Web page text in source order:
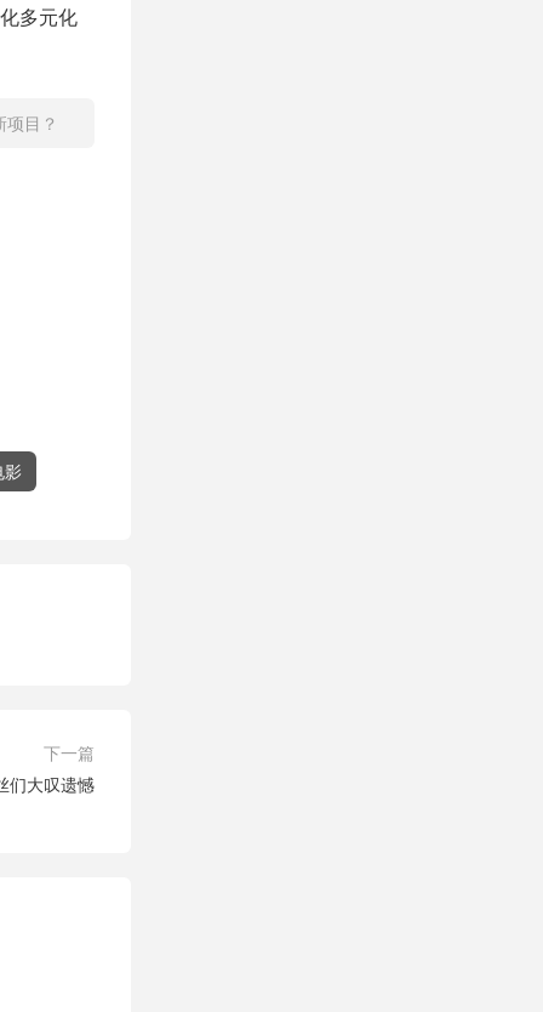
多元化
目？
影
下一篇
们大叹遗憾